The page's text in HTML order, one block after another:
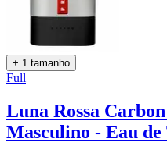
+ 1 tamanho
Full
Luna Rossa
Masculino - Eau de